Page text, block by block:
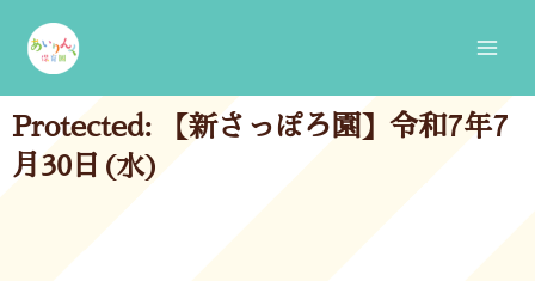
content
Protected: 【新さっぽろ園】令和7年7
月30日(水)